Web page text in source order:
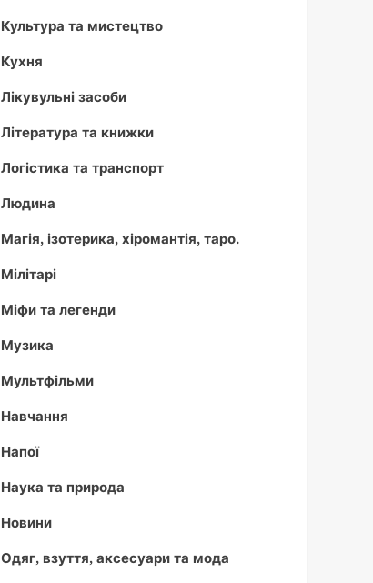
Культура та мистецтво
Кухня
Лікувульні засоби
Література та книжки
Логістика та транспорт
Людина
Магія, ізотерика, хіромантія, таро.
Мілітарі
Міфи та легенди
Музика
Мультфільми
Навчання
Напої
Наука та природа
Новини
Одяг, взуття, аксесуари та мода